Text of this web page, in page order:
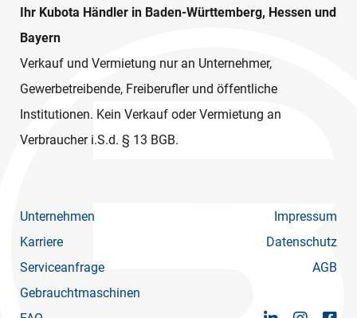
Ihr Kubota Händler in Baden-Württemberg, Hessen und
Bayern
Verkauf und Vermietung nur an Unternehmer,
Gewerbetreibende, Freiberufler und öffentliche
Institutionen. Kein Verkauf oder Vermietung an
Verbraucher i.S.d. § 13 BGB.
Unternehmen
Karriere
Serviceanfrage
Gebrauchtmaschinen
Impressum
Datenschutz
AGB